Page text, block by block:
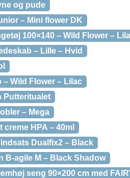
og pude
– Mini flower DK
100×140 – Wild Flower –
– Lille – Hvid
Wild Flower – Lilac
Putteritualet
– Mega
HPA – 40ml
Dualfix2 – Black
B-agile M – Black Shadow
seng 90×200 cm med